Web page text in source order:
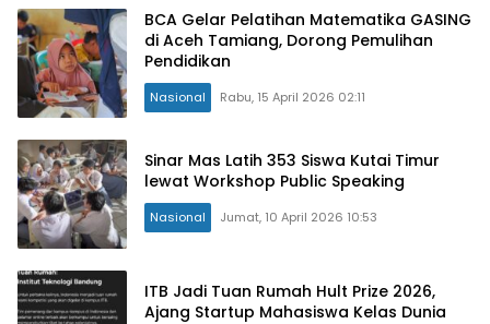
BCA Gelar Pelatihan Matematika GASING
di Aceh Tamiang, Dorong Pemulihan
Pendidikan
Nasional Rabu, 15 April 2026 02:11
Sinar Mas Latih 353 Siswa Kutai Timur
lewat Workshop Public Speaking
Nasional Jumat, 10 April 2026 10:53
ITB Jadi Tuan Rumah Hult Prize 2026,
Ajang Startup Mahasiswa Kelas Dunia